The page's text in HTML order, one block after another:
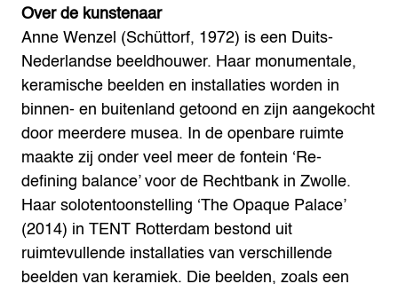
Over de kunstenaar
Anne Wenzel (Schüttorf, 1972) is een Duits-
Nederlandse beeldhouwer. Haar monumentale,
keramische beelden en installaties worden in
binnen- en buitenland getoond en zijn aangekocht
door meerdere musea. In de openbare ruimte
maakte zij onder veel meer de fontein ‘Re-
defining balance’ voor de Rechtbank in Zwolle.
Haar solotentoonstelling ‘The Opaque Palace’
(2014) in TENT Rotterdam bestond uit
ruimtevullende installaties van verschillende
beelden van keramiek. Die beelden, zoals een